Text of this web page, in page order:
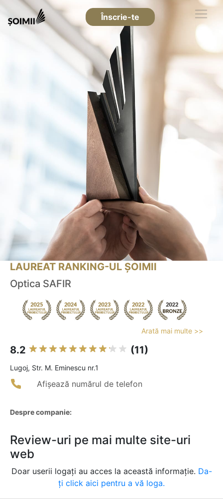
Înscrie-te
LAUREAT RANKING-UL ȘOIMII
Optica SAFIR
Arată mai multe >>
8.2 (11)
Lugoj, Str. M. Eminescu nr.1
Afișează numărul de telefon
Despre companie:
Review-uri pe mai multe site-uri
web
Doar userii logați au acces la această informație. Da-
ți click aici pentru a vă loga.